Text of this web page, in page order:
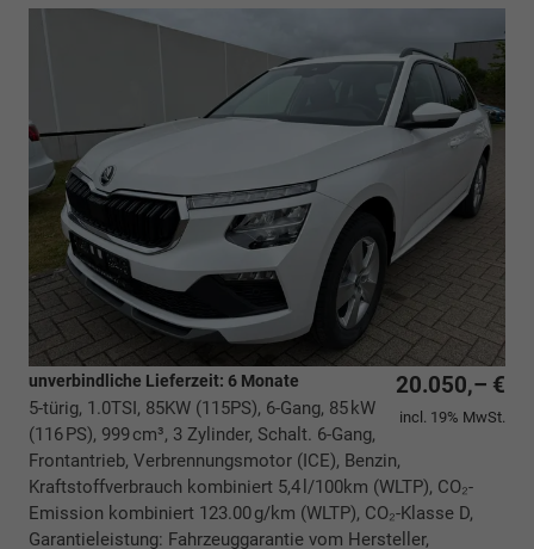
20.050,– €
incl. 19% MwSt.
unverbindliche Lieferzeit: 6 Monate
5-türig, 1.0TSI, 85KW (115PS), 6-Gang, 85 kW
(116 PS), 999 cm³, 3 Zylinder, Schalt. 6-Gang,
Frontantrieb, Verbrennungsmotor (ICE), Benzin,
Kraftstoffverbrauch kombiniert 5,4 l/100km (WLTP), CO₂-
Emission kombiniert 123.00 g/km (WLTP), CO₂-Klasse D,
Garantieleistung: Fahrzeuggarantie vom Hersteller,